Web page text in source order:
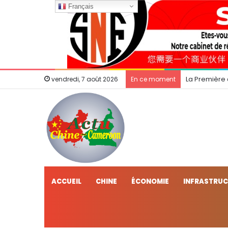
vendredi, 7 août 2026 En ce moment La
ACCUEIL CHINE ÉCONOMIE
Français